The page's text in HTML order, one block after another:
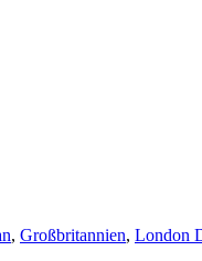
, Großbritannien, London